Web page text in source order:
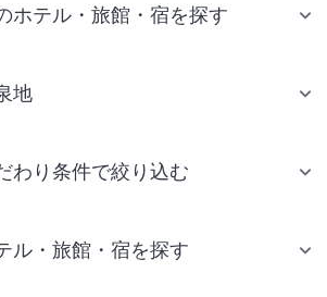
ホテル・旅館・宿を探す
地
わり条件で絞り込む
ル・旅館・宿を探す